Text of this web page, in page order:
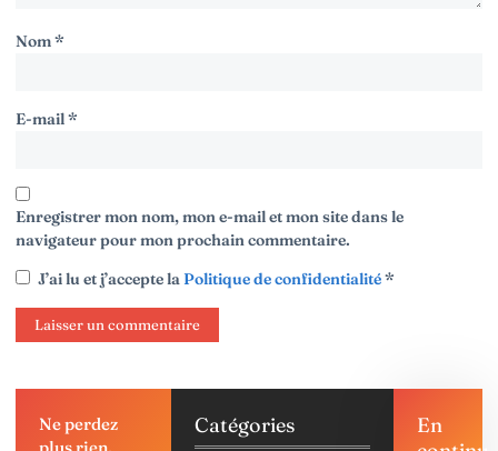
Nom*
E-mail*
Enregistrer mon nom, mon e-mail et mon site dans le
navigateur pour mon prochain commentaire.
J’ai lu et j’accepte laPolitique de confidentialité*
Ne perdez
Catégories
En